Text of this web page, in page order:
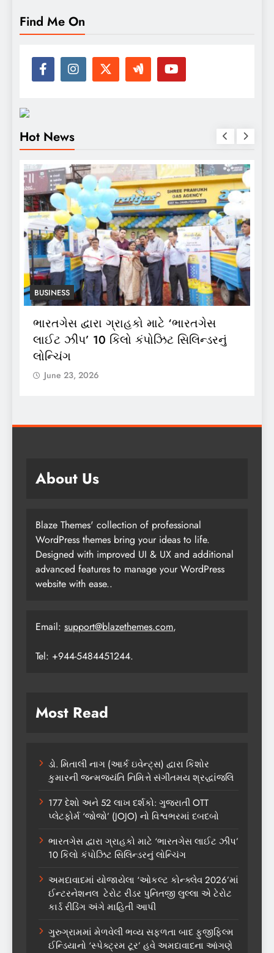
Find Me On
Hot News
BUSINESS
ભારતગેસ દ્વારા ગ્રાહકો માટે ‘ભારતગેસ
લાઈટ ઝીપ’ 10 કિલો કંપોઝિટ સિલિન્ડરનું
લોન્ચિંગ
June 23, 2026
About Us
Blaze Themes' collection of professional
WordPress themes bring your ideas to life.
Designed with improved UI & UX and additional
advanced features to manage your WordPress
website with ease..
Email: support@blazethemes.com,
Tel: +944-5484451244.
Most Read
ડો. મિતાલી નાગ (આર્ક ઇવેન્ટ્સ) દ્વારા કિશોર
કુમારની જન્મજયંતિ નિમિત્તે સંગીતમય શ્રદ્ધાંજલિ
177 દેશો અને 52 લાખ દર્શકો: ગુજરાતી OTT
પ્લેટફોર્મ ‘જોજો’ (JOJO) નો વિશ્વભરમાં દબદબો
ભારતગેસ દ્વારા ગ્રાહકો માટે ‘ભારતગેસ લાઈટ ઝીપ’
10 કિલો કંપોઝિટ સિલિન્ડરનું લોન્ચિંગ
અમદાવાદમાં યોજાયેલા ‘ઓકલ્ટ કોન્ક્લેવ 2026’માં
ઈન્ટરનેશનલ ટેરોટ રીડર પુનિતજી લુલ્લા એ ટેરોટ
કાર્ડ રીડિંગ અંગે માહિતી આપી
ગુરુગ્રામમાં મેળવેલી ભવ્ય સફળતા બાદ ફુજીફિલ્મ
ઈન્ડિયાનો ‘સ્પેક્ટ્રમ ટૂર’ હવે અમદાવાદના આંગણે